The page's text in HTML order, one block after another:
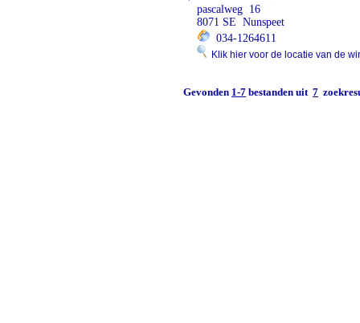
pascalweg 16
8071 SE Nunspeet
034-1264611
Klik hier voor de locatie van de
Gevonden 1-7 bestanden uit 7